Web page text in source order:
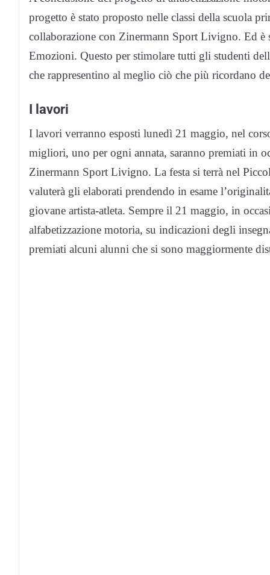
progetto è stato proposto nelle classi della scuola
collaborazione con Zinermann Sport Livigno. Ed è
Emozioni. Questo per stimolare tutti gli studenti
che rappresentino al meglio ciò che più ricordano
I lavori
I lavori verranno esposti lunedì 21 maggio, nel
migliori, uno per ogni annata, saranno premiati in
Zinermann Sport Livigno. La festa si terrà nel
valuterà gli elaborati prendendo in esame
giovane artista-atleta. Sempre il 21 maggio, in
alfabetizzazione motoria, su indicazioni degli
premiati alcuni alunni che si sono maggiormente